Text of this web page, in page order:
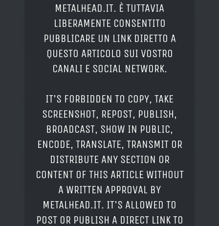
METALHEAD.IT. È TUTTAVIA
LIBERAMENTE CONSENTITO
PUBBLICARE UN LINK DIRETTO A
QUESTO ARTICOLO SUI VOSTRO
CANALI E SOCIAL NETWORK.
IT'S FORBIDDEN TO COPY, TAKE
SCREENSHOT, REPOST, PUBLISH,
BROADCAST, SHOW IN PUBLIC,
ENCODE, TRANSLATE, TRANSMIT OR
DISTRIBUTE ANY SECTION OR
CONTENT OF THIS ARTICLE WITHOUT
A WRITTEN APPROVAL BY
METALHEAD.IT. IT'S ALLOWED TO
POST OR PUBLISH A DIRECT LINK TO